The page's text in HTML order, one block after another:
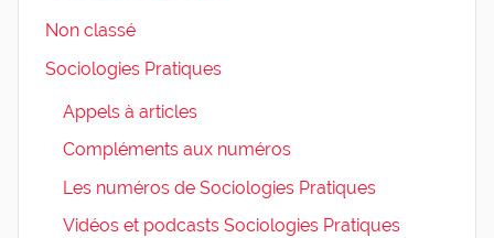
Non classé
Sociologies Pratiques
Appels à articles
Compléments aux numéros
Les numéros de Sociologies Pratiques
Vidéos et podcasts Sociologies Pratiques